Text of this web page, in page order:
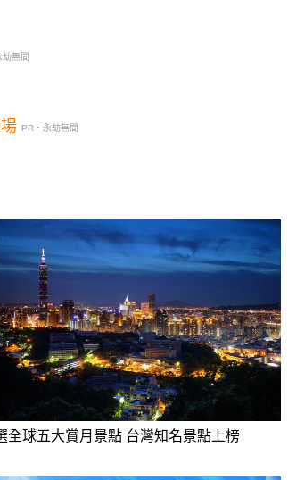
劫無間
登場 PR・永劫無間
全球五大賞月景點 台灣知名景點上榜